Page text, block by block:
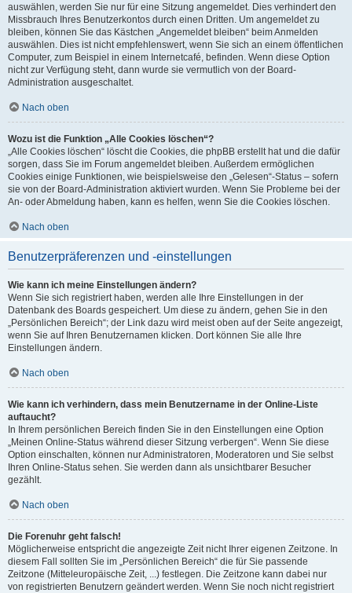
auswählen, werden Sie nur für eine Sitzung angemeldet. Dies verhindert den
Missbrauch Ihres Benutzerkontos durch einen Dritten. Um angemeldet zu
bleiben, können Sie das Kästchen „Angemeldet bleiben“ beim Anmelden
auswählen. Dies ist nicht empfehlenswert, wenn Sie sich an einem öffentlichen
Computer, zum Beispiel in einem Internetcafé, befinden. Wenn diese Option
nicht zur Verfügung steht, dann wurde sie vermutlich von der Board-
Administration ausgeschaltet.
Nach oben
Wozu ist die Funktion „Alle Cookies löschen“?
„Alle Cookies löschen“ löscht die Cookies, die phpBB erstellt hat und die dafür
sorgen, dass Sie im Forum angemeldet bleiben. Außerdem ermöglichen
Cookies einige Funktionen, wie beispielsweise den „Gelesen“-Status – sofern
sie von der Board-Administration aktiviert wurden. Wenn Sie Probleme bei der
An- oder Abmeldung haben, kann es helfen, wenn Sie die Cookies löschen.
Nach oben
Benutzerpräferenzen und -einstellungen
Wie kann ich meine Einstellungen ändern?
Wenn Sie sich registriert haben, werden alle Ihre Einstellungen in der
Datenbank des Boards gespeichert. Um diese zu ändern, gehen Sie in den
„Persönlichen Bereich“; der Link dazu wird meist oben auf der Seite angezeigt,
wenn Sie auf Ihren Benutzernamen klicken. Dort können Sie alle Ihre
Einstellungen ändern.
Nach oben
Wie kann ich verhindern, dass mein Benutzername in der Online-Liste
auftaucht?
In Ihrem persönlichen Bereich finden Sie in den Einstellungen eine Option
„Meinen Online-Status während dieser Sitzung verbergen“. Wenn Sie diese
Option einschalten, können nur Administratoren, Moderatoren und Sie selbst
Ihren Online-Status sehen. Sie werden dann als unsichtbarer Besucher
gezählt.
Nach oben
Die Forenuhr geht falsch!
Möglicherweise entspricht die angezeigte Zeit nicht Ihrer eigenen Zeitzone. In
diesem Fall sollten Sie im „Persönlichen Bereich“ die für Sie passende
Zeitzone (Mitteleuropäische Zeit, ...) festlegen. Die Zeitzone kann dabei nur
von registrierten Benutzern geändert werden. Wenn Sie noch nicht registriert